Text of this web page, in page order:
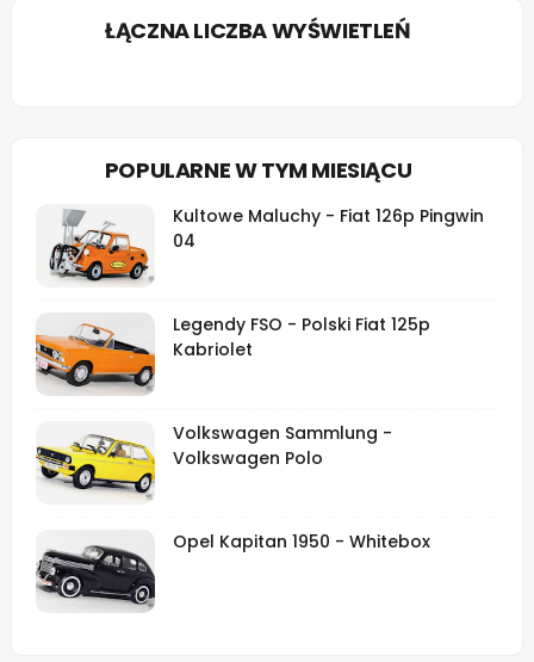
ŁĄCZNA LICZBA WYŚWIETLEŃ
POPULARNE W TYM MIESIĄCU
Kultowe Maluchy - Fiat 126p Pingwin
04
Legendy FSO - Polski Fiat 125p
Kabriolet
Volkswagen Sammlung -
Volkswagen Polo
Opel Kapitan 1950 - Whitebox